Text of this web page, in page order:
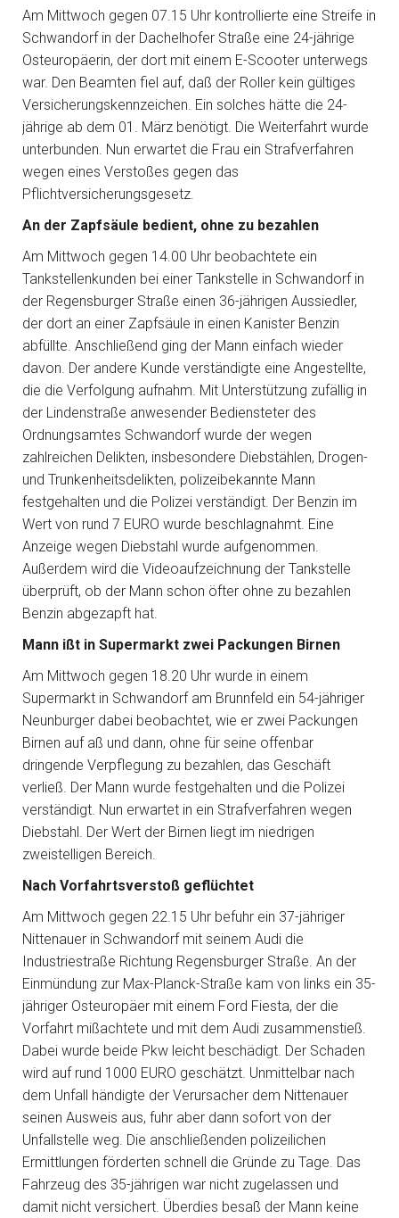
Am Mittwoch gegen 07.15 Uhr kontrollierte eine Streife in
Schwandorf in der Dachelhofer Straße eine 24-jährige
Osteuropäerin, der dort mit einem E-Scooter unterwegs
war. Den Beamten fiel auf, daß der Roller kein gültiges
Versicherungskennzeichen. Ein solches hätte die 24-
jährige ab dem 01. März benötigt. Die Weiterfahrt wurde
unterbunden. Nun erwartet die Frau ein Strafverfahren
wegen eines Verstoßes gegen das
Pflichtversicherungsgesetz.
An der Zapfsäule bedient, ohne zu bezahlen
Am Mittwoch gegen 14.00 Uhr beobachtete ein
Tankstellenkunden bei einer Tankstelle in Schwandorf in
der Regensburger Straße einen 36-jährigen Aussiedler,
der dort an einer Zapfsäule in einen Kanister Benzin
abfüllte. Anschließend ging der Mann einfach wieder
davon. Der andere Kunde verständigte eine Angestellte,
die die Verfolgung aufnahm. Mit Unterstützung zufällig in
der Lindenstraße anwesender Bediensteter des
Ordnungsamtes Schwandorf wurde der wegen
zahlreichen Delikten, insbesondere Diebstählen, Drogen-
und Trunkenheitsdelikten, polizeibekannte Mann
festgehalten und die Polizei verständigt. Der Benzin im
Wert von rund 7 EURO wurde beschlagnahmt. Eine
Anzeige wegen Diebstahl wurde aufgenommen.
Außerdem wird die Videoaufzeichnung der Tankstelle
überprüft, ob der Mann schon öfter ohne zu bezahlen
Benzin abgezapft hat.
Mann ißt in Supermarkt zwei Packungen Birnen
Am Mittwoch gegen 18.20 Uhr wurde in einem
Supermarkt in Schwandorf am Brunnfeld ein 54-jähriger
Neunburger dabei beobachtet, wie er zwei Packungen
Birnen auf aß und dann, ohne für seine offenbar
dringende Verpflegung zu bezahlen, das Geschäft
verließ. Der Mann wurde festgehalten und die Polizei
verständigt. Nun erwartet in ein Strafverfahren wegen
Diebstahl. Der Wert der Birnen liegt im niedrigen
zweistelligen Bereich.
Nach Vorfahrtsverstoß geflüchtet
Am Mittwoch gegen 22.15 Uhr befuhr ein 37-jähriger
Nittenauer in Schwandorf mit seinem Audi die
Industriestraße Richtung Regensburger Straße. An der
Einmündung zur Max-Planck-Straße kam von links ein 35-
jähriger Osteuropäer mit einem Ford Fiesta, der die
Vorfahrt mißachtete und mit dem Audi zusammenstieß.
Dabei wurde beide Pkw leicht beschädigt. Der Schaden
wird auf rund 1000 EURO geschätzt. Unmittelbar nach
dem Unfall händigte der Verursacher dem Nittenauer
seinen Ausweis aus, fuhr aber dann sofort von der
Unfallstelle weg. Die anschließenden polizeilichen
Ermittlungen förderten schnell die Gründe zu Tage. Das
Fahrzeug des 35-jährigen war nicht zugelassen und
damit nicht versichert. Überdies besaß der Mann keine